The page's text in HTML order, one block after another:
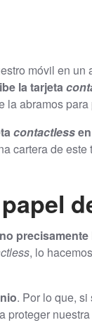
móvil en un
la tarjeta
la abramos
contactless
cartera de
precisamente
, lo
. Por lo que,